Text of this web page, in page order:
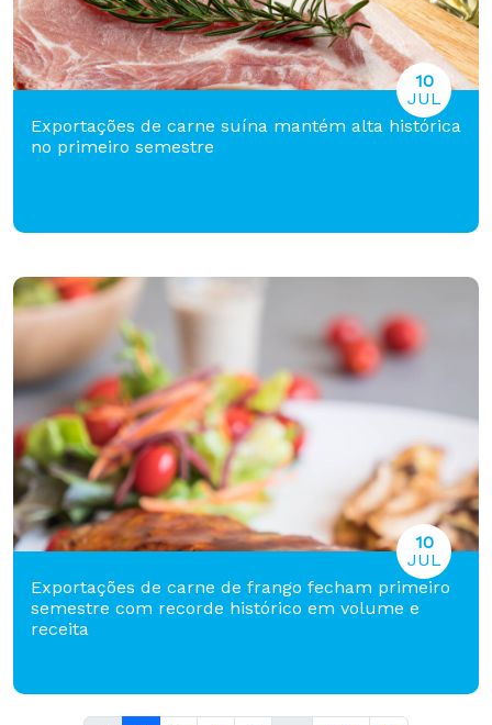
Exportações de carne suína mantém alta histórica
no primeiro semestre
10
JUL
Exportações de carne de frango fecham primeiro
semestre com recorde histórico em volume e
receita
10
JUL